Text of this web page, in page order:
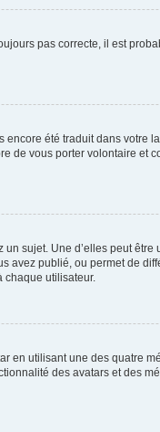
pas correcte, il est
été traduit dans votre
de vous porter volontaire
sujet. Une d’elles peut
publié, ou permet de
chaque utilisateur.
en utilisant une des quatre
des avatars et des